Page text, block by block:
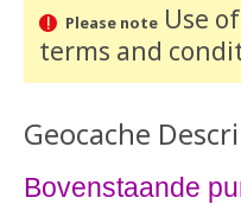
Please noteUse
terms and
Geocache
Bovenstaande